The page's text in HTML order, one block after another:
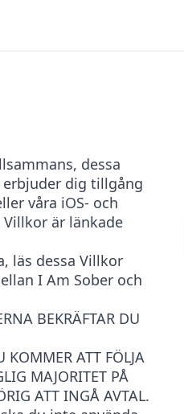
dessa
erbjuder dig tillgång
våra iOS- och
är länkade
läs dessa Villkor
I Am Sober och
BEKRÄFTAR DU
KOMMER ATT FÖLJA
MAJORITET PÅ
ATT INGÅ AVTAL.